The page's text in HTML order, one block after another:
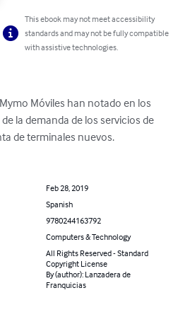
This ebook may not meet accessibility
standards and may not be fully compatible
with assistive technologies.
Móviles han notado en los
la demanda de los servicios de
de terminales nuevos.
Feb 28, 2019
Spanish
9780244163792
Computers & Technology
All Rights Reserved - Standard
Copyright License
By (author): Lanzadera de
Franquicias